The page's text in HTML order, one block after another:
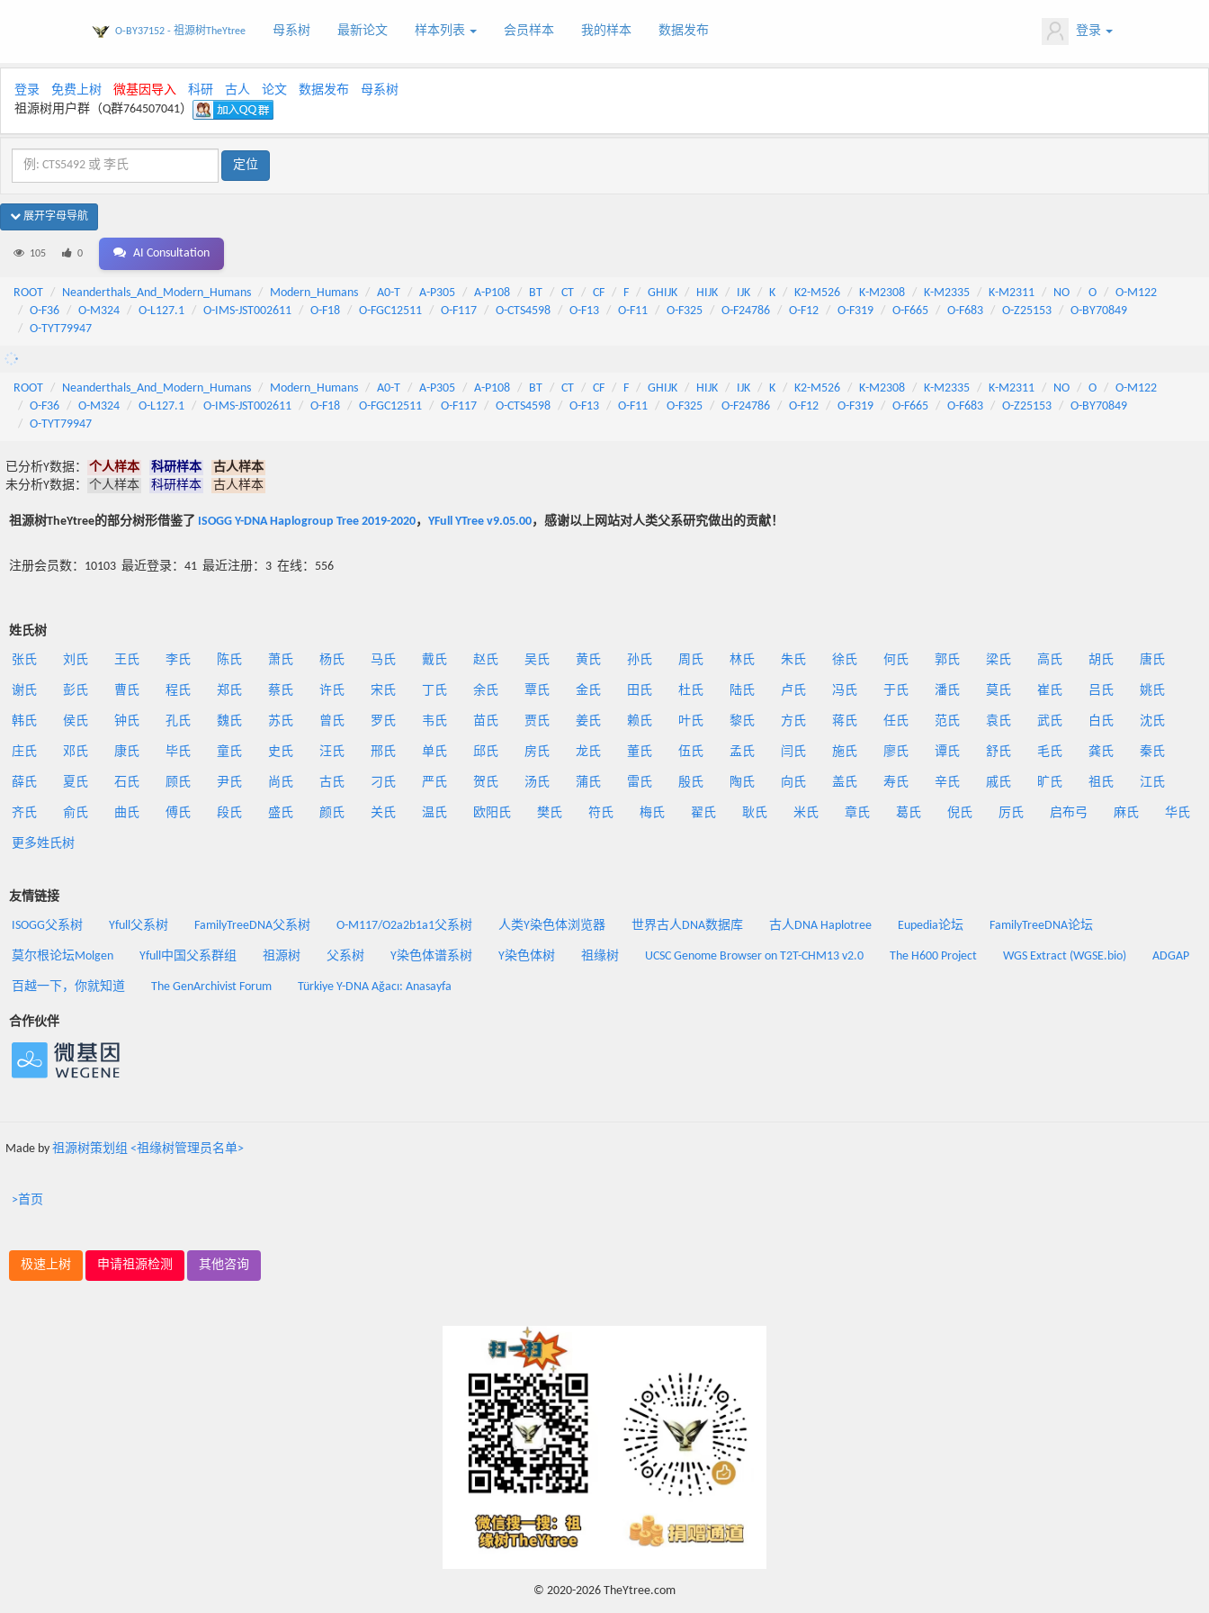
O-BY37152 - 祖源树TheYtree 母系树 最新论文 样本列表 会员样本 我的样本 数据发布 登录
登录 免费上树 微基因导入 科研 古人 论文 数据发布
母系树
祖源树用户群（Q群764507041）
展开字母导航
105 0 AI Consultation
ROOT Neanderthals_And_Modern_Humans Modern_Humans A0-T A-P305 A-P108 BT CT CF F GHIJK HIJK IJK K K2-M526 K-M2308 K-M2335 K-M2311 NO O
O-M122
O-F36
O-M324 O-L127.1 O-IMS-JST002611 O-F18 O-FGC12511 O-F117 O-CTS4598 O-F13 O-F11 O-F325 O-F24786 O-F12 O-F319 O-F665 O-F683 O-Z25153
O-BY70849
O-TYT79947
ROOT Neanderthals_And_Modern_Humans Modern_Humans A0-T A-P305 A-P108 BT CT CF F GHIJK HIJK IJK K K2-M526 K-M2308 K-M2335 K-M2311 NO O
O-M122
O-F36
O-M324 O-L127.1 O-IMS-JST002611 O-F18 O-FGC12511 O-F117 O-CTS4598 O-F13 O-F11 O-F325 O-F24786 O-F12 O-F319 O-F665 O-F683 O-Z25153
O-BY70849
O-TYT79947
已分析Y数据： 个人样本 科研样本
古人样本
未分析Y数据：
个人样本 科研样本 古人样本
祖源树TheYtree的部分树形借鉴了 ISOGG Y-DNA Haplogroup Tree 2019-2020， YFull YTree v9.05.00，感谢以上网站对人类父系研究做出的贡献！
注册会员数：10103 最近登录：41 最近注册：3 在线：556
姓氏树
张氏 刘氏 王氏 李氏 陈氏 萧氏 杨氏 马氏 戴氏 赵氏 吴氏 黄氏 孙氏 周氏 林氏 朱氏 徐氏 何氏 郭氏 梁氏 高氏 胡氏 唐氏
谢氏 彭氏 曹氏 程氏 郑氏 蔡氏 许氏 宋氏 丁氏 余氏 覃氏 金氏 田氏 杜氏 陆氏 卢氏 冯氏 于氏 潘氏 莫氏 崔氏 吕氏 姚氏
韩氏 侯氏 钟氏 孔氏 魏氏 苏氏 曾氏 罗氏 韦氏 苗氏 贾氏 姜氏 赖氏 叶氏 黎氏 方氏 蒋氏 任氏 范氏 袁氏 武氏 白氏 沈氏
庄氏 邓氏 康氏 毕氏 童氏 史氏 汪氏 邢氏 单氏 邱氏 房氏 龙氏 董氏 伍氏 孟氏 闫氏 施氏 廖氏 谭氏 舒氏 毛氏 龚氏 秦氏
薛氏 夏氏 石氏 顾氏 尹氏 尚氏 古氏 刁氏 严氏 贺氏 汤氏 蒲氏 雷氏 殷氏 陶氏 向氏 盖氏 寿氏 辛氏 戚氏 旷氏 祖氏 江氏
齐氏 俞氏 曲氏 傅氏 段氏 盛氏 颜氏 关氏 温氏 欧阳氏 樊氏 符氏 梅氏 翟氏 耿氏 米氏 章氏 葛氏 倪氏 厉氏 启布弓 麻氏 华氏
更多姓氏树
友情链接
ISOGG父系树 Yfull父系树 FamilyTreeDNA父系树 O-M117/O2a2b1a1父系树 人类Y染色体浏览器 世界古人DNA数据库 古人DNA Haplotree Eupedia论坛 FamilyTreeDNA论坛
莫尔根论坛Molgen Yfull中国父系群组 祖源树 父系树 Y染色体谱系树 Y染色体树 祖缘树 UCSC Genome Browser on T2T-CHM13 v2.0 The H600 Project WGS Extract (WGSE.bio) ADGAP
百越一下，你就知道 The GenArchivist Forum Türkiye Y-DNA Ağacı: Anasayfa
合作伙伴
Made by 祖源树策划组 <祖缘树管理员名单>
>首页
极速上树 申请祖源检测 其他咨询
© 2020-2026 TheYtree.com